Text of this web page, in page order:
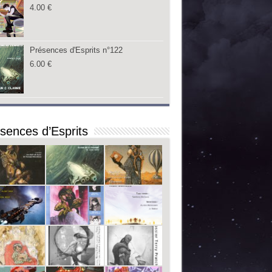
4.00 €
Présences d'Esprits n°122
6.00 €
d’Esprits